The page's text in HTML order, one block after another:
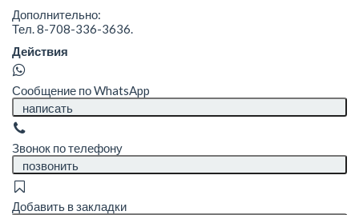
Дополнительно:
Тел. 8-708-336-3636.
Действия
Сообщение по WhatsApp
написать
Звонок по телефону
позвонить
Добавить в закладки